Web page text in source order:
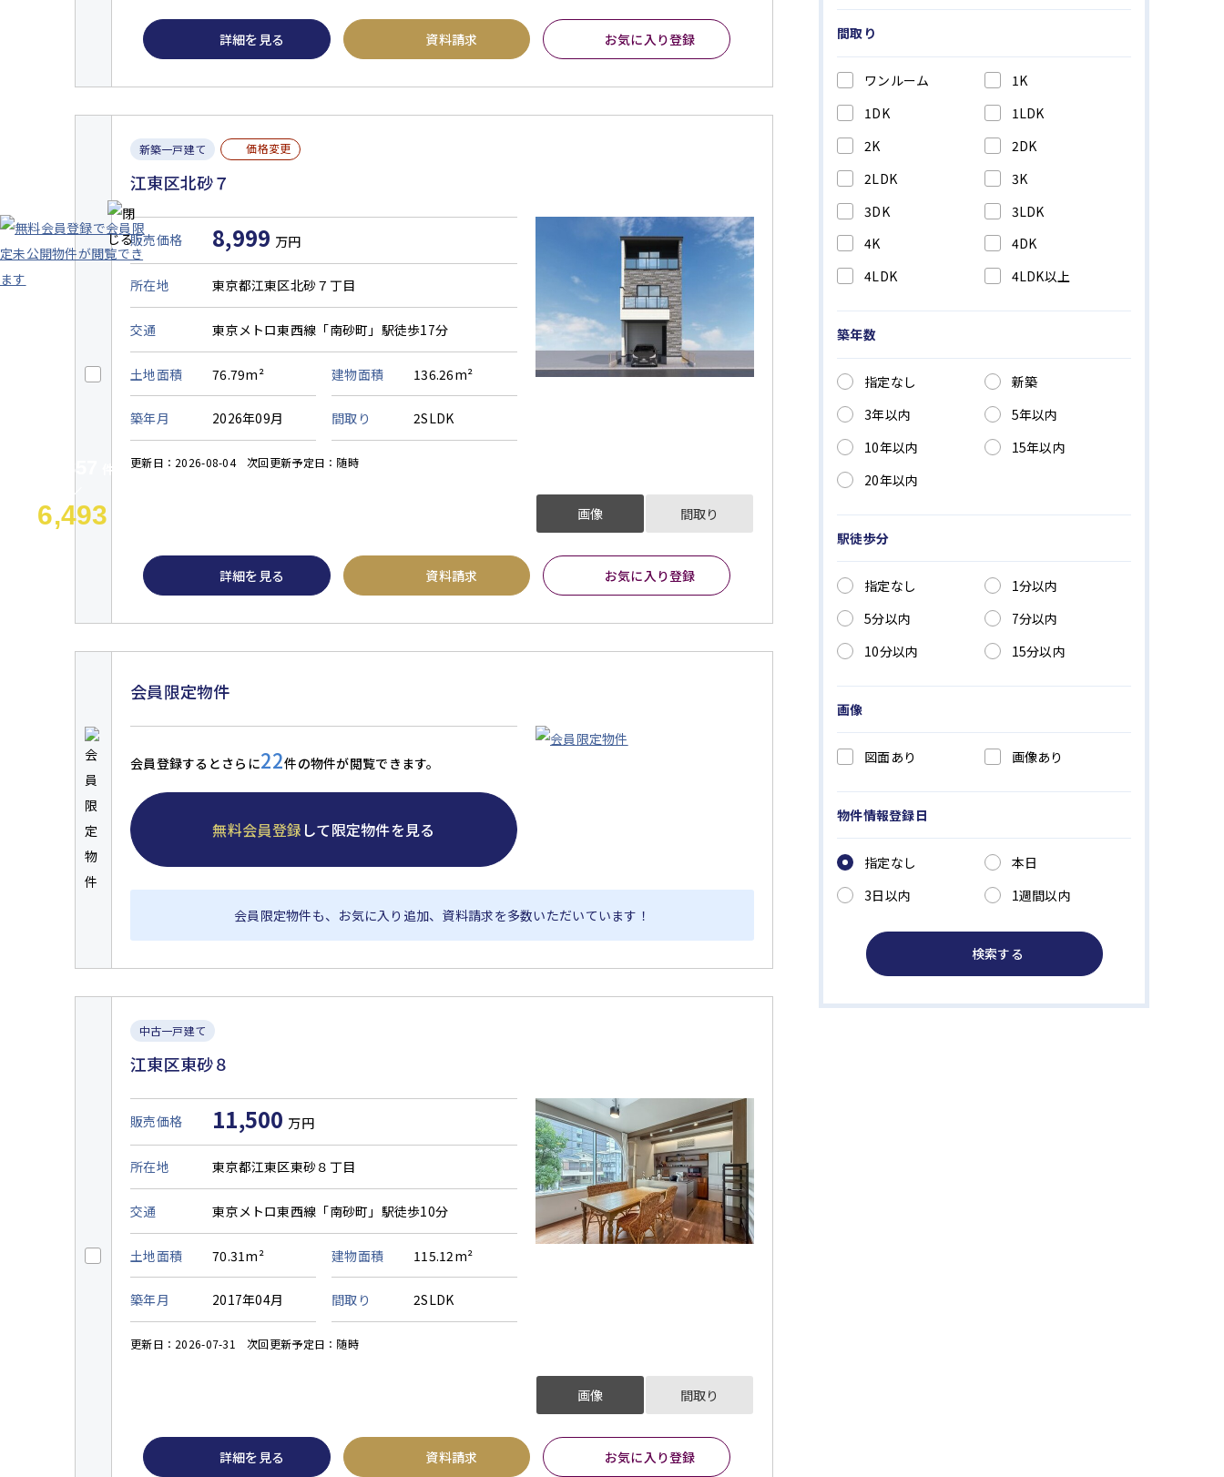
詳細を見る 資料請求 お気に入り登録
新築一戸建て 価格変更
江東区北砂７
画像 間取り
販売価格 8,999 万円
所在地 東京都江東区北砂７丁目
交通 東京メトロ東西線「南砂町」駅徒歩17分
土地面積 76.79m² 建物面積 136.26m²
築年月 2026年09月 間取り 2SLDK
更新日：2026-08-04次回更新予定日：随時
詳細を見る 資料請求 お気に入り登録
会員限定物件
会員登録するとさらに22件の物件が閲覧できます。
無料会員登録 して限定物件を見る
会員限定物件も、お気に入り追加、資料請求を多数いただいています！
中古一戸建て
江東区東砂８
画像 間取り
販売価格 11,500 万円
所在地 東京都江東区東砂８丁目
交通 東京メトロ東西線「南砂町」駅徒歩10分
土地面積 70.31m² 建物面積 115.12m²
築年月 2017年04月 間取り 2SLDK
更新日：2026-07-31次回更新予定日：随時
詳細を見る 資料請求 お気に入り登録
横浜市 緑区
横浜市 青葉区（37件 /49件）
横浜市 都筑区
（17件 /27 件）
川崎市 高津区
（12件 /23 件）
川崎市 宮前区
（2件 /4件）
間取り
ワンルーム
1K
1DK
1LDK
2K
2DK
2LDK
3K
3DK
3LDK
4K
4DK
4LDK
4LDK以上
築年数
指定なし
新築
3年以内
5年以内
10年以内
15年以内
20年以内
駅徒歩分
指定なし
1分以内
5分以内
7分以内
10分以内
15分以内
画像
図面あり 画像あり
物件情報登録日
指定なし
本日
3日以内
1週間以内
検索する
3,857 件
6,493